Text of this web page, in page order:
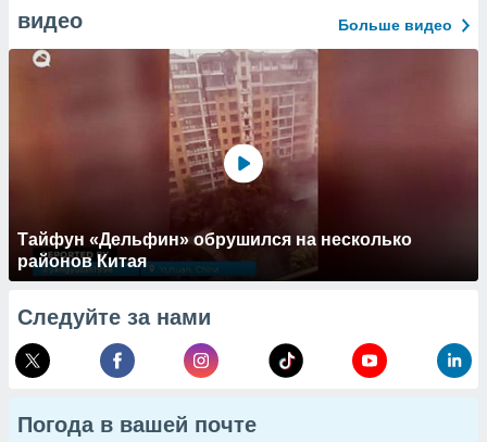
видео Больше видео
Тайфун «Дельфин» обрушился на несколько
районов Китая
Следуйте за нами
Погода в вашей почте